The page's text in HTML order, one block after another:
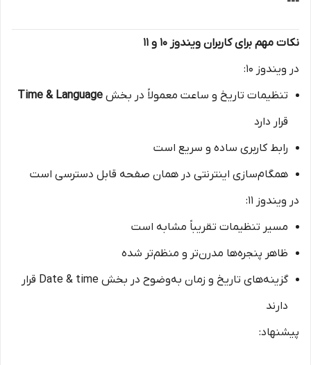
نکات مهم برای کاربران ویندوز 10 و 11
در ویندوز 10:
تنظیمات تاریخ و ساعت معمولاً در بخش Time & Language
قرار دارد
رابط کاربری ساده و سریع است
همگام‌سازی اینترنتی در همان صفحه قابل دسترسی است
در ویندوز 11:
مسیر تنظیمات تقریباً مشابه است
ظاهر پنجره‌ها مدرن‌تر و منظم‌تر شده
گزینه‌های تاریخ و زمان به‌وضوح در بخش Date & time قرار
دارند
پیشنهاد: